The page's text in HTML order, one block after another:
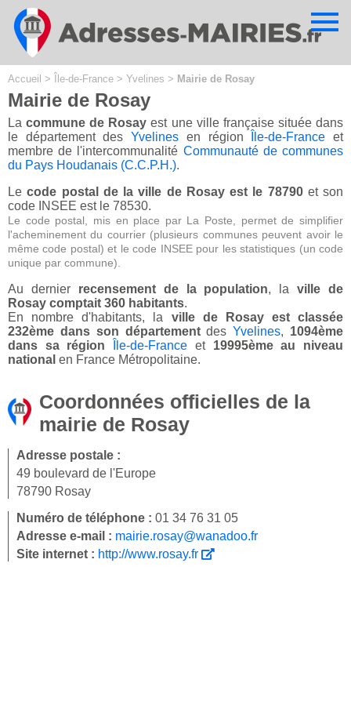
Accueil > Île-de-France > Yvelines > Mairie de Rosay
Mairie de Rosay
Lacommune de Rosay est une ville française située dans
le département desYvelines en région Île-de-France et
membre de l'intercommunalité Communauté de communes
du Pays Houdanais (C.C.P.H.).
Lecode postal de la ville de Rosay est le 78790et son
code INSEE est le 78530.
Le code postal, mis en place par La Poste, permet de simplifier
l'acheminement du courrier (plusieurs communes peuvent avoir le
même code postal) et le code INSEE pour les statistiques (un code
unique par commune).
Au dernier recensement de la population, laville de
Rosay comptait 360 habitants.
En nombre d'habitants, la ville de Rosay est classée
232ème dans son départementdesYvelines, 1094ème
dans sa région
Île-de-France et 19995ème au niveau
national en France Métropolitaine.
Coordonnées officielles de la
mairie de Rosay
Adresse postale :
49 boulevard de l'Europe
78790 Rosay
Numéro de téléphone : 01 34 76 31 05
Adresse e-mail : mairie.rosay@wanadoo.fr
Site internet : http://www.rosay.fr
Cookies management panel